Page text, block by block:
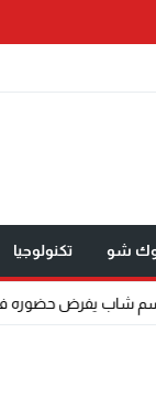
شو تكنولوجيا
الإبداع وريادة